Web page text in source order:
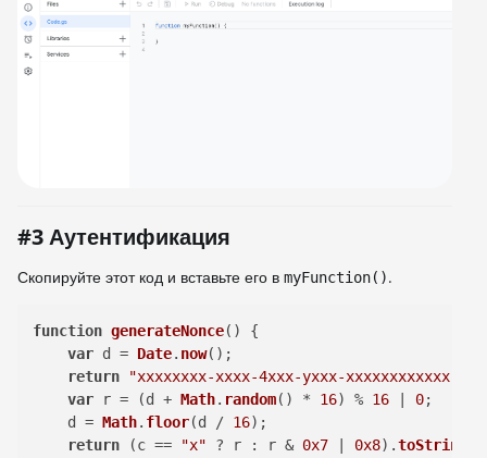
#3 Аутентификация
Скопируйте этот код и вставьте его в myFunction().
function generateNonce( ) {
var d = Date. now();
return
"xxxxxxxx-xxxx-4xxx-yxxx-xxxxxxxxxxxx"
var r = (d + Math. random() * 16) % 16 0;
    d =
Math. floor(d / 16);
return (c == "x" ? r : r & 0x7 0x8).toString